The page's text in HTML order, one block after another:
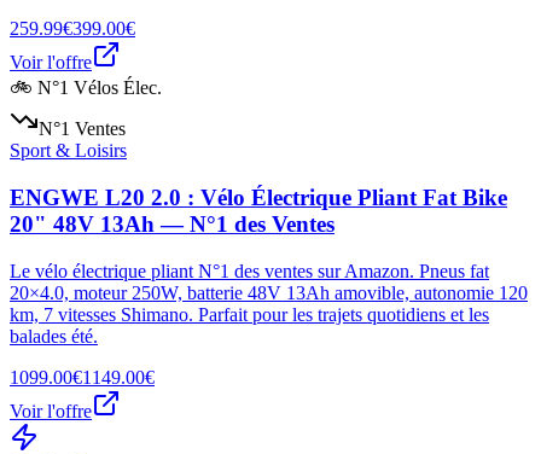
259.99€399.00€
Voir l'offre
🚲 N°1 Vélos Élec.
N°1 Ventes
Sport & Loisirs
ENGWE L20 2.0 : Vélo Électrique Pliant Fat Bike
20" 48V 13Ah — N°1 des Ventes
Le vélo électrique pliant N°1 des ventes sur Amazon. Pneus fat
20×4.0, moteur 250W, batterie 48V 13Ah amovible, autonomie 120
km, 7 vitesses Shimano. Parfait pour les trajets quotidiens et les
balades été.
1099.00€1149.00€
Voir l'offre